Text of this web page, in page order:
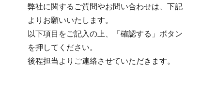
弊社に関するご質問やお問い合わせは、下記
よりお願いいたします。
以下項目をご記入の上、「確認する」ボタン
を押してください。
後程担当よりご連絡させていただきます。